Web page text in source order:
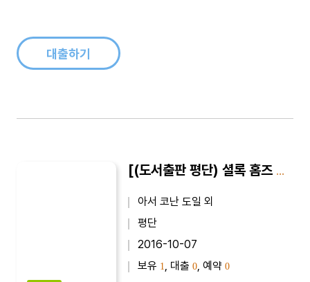
은 편지가 배달된다고 합니다. 전 세계적으로 셜록 홈즈 마니아들
이 있으며, 그들..
대출하기
[(도서출판 평단) 셜록 홈즈 전집 4-2권] SHERLOCK HOLMES｜공포의 계곡 2 : 최신 완역본
아서 코난 도일 외
평단
2016-10-07
보유 1, 대출 0, 예약 0